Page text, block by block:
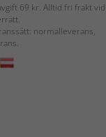
69 kr. Alltid fri frakt vid
normalleverans,